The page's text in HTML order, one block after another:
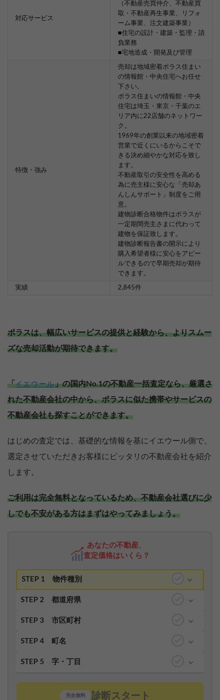
対応サービス
（不動産売買仲介、不動産買
取・不動産再生事業、リフォ
ーム事業、注文建築事業）
■住宅の設計・建築・監理・請
負業務
■宅地造成・開発及び管理
特徴・強み
売却は地域密着ポラス住まい
の情報館・中央住宅へお任せ
下さい。
ポラス住まいの情報館・中央
住宅は埼玉・東京・千葉のエ
リア内に22店舗のネットワー
ク。
1969年の創業以来の地域密着
営業で近くにいるからこそで
きる決め細やかな対応を致し
ます。
不動産取引の安全性を高める
為に売主様に安心な「売却あ
んしんサポート」制度をご用
意。
建物診断合格物件はポラスが
一定期間売主さまに代わって
建物を保証致します。
建物診断報告書の開示により
購入希望者様に安心をアピー
ルできるので早期売却が期待
できます。
実績 2,845件
ポラスは、幅広いサービスの提供と経験から、よりスムー
ズな売却活動が期待できます。
「イエウール」の国内No.1の不動産一括査定なら、厳選さ
れた不動産会社の中から、ポラスに似た携帯やサービスの
不動産会社も探すことができます。
はじめの査定では、基礎的な情報を基にイエウール側で、
選定させていただきお客様にピッタリの不動産会社を紹介
します。
ご利用は完全無料となっているため、不動産会社選びに少
しでも不安がある方はまずはやってみましょう。
あなたの不動産、
査定価格はいくら？
STEP 1 物件種別
STEP 2 都道府県
STEP 3 市区町村
STEP 4 町名
STEP 5 字・丁目
完全無料 診断スタート